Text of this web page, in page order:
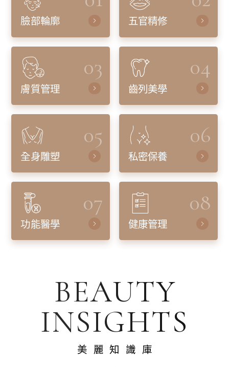
臉部輪廓 五官精修
03
膚質管理
04
齒列美學
05
全身雕塑
06
私密保養
07
功能醫學
08
健康管理
BEAUTY
INSIGHTS
美麗知識庫